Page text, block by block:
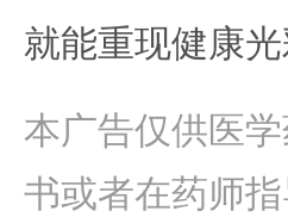
就能重现健康光
本广告仅供医
书或者在药师